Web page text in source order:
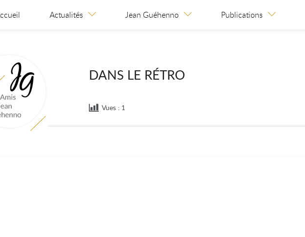
Actualités Jean Guéhenno Publications
DANS LE RÉTRO
Vues : 1